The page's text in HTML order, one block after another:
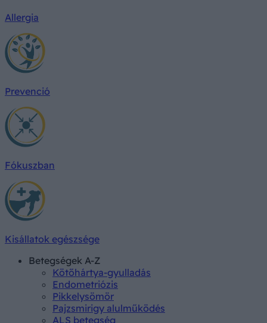
Allergia
Prevenció
Fókuszban
Kisállatok egészsége
Betegségek A-Z
Kötőhártya-gyulladás
Endometriózis
Pikkelysömör
Pajzsmirigy alulműködés
ALS betegség